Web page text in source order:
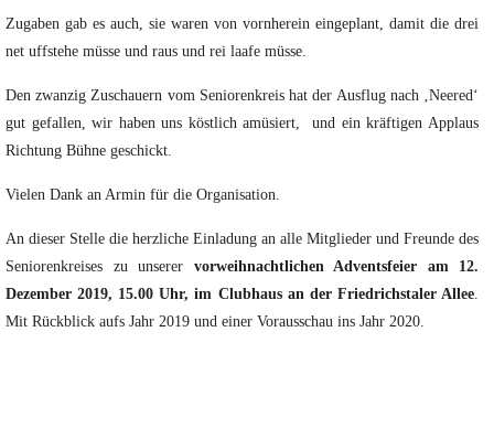
Zugaben gab es auch, sie waren von vornherein eingeplant, damit die drei
net uffstehe müsse und raus und rei laafe müsse.
Den zwanzig Zuschauern vom Seniorenkreis hat der Ausflug nach ‚Neered‘
gut gefallen, wir haben uns köstlich amüsiert, und ein kräftigen Applaus
Richtung Bühne geschickt.
Vielen Dank an Armin für die Organisation.
An dieser Stelle die herzliche Einladung an alle Mitglieder und Freunde des
Seniorenkreises zu unserer vorweihnachtlichen Adventsfeier am 12.
Dezember 2019, 15.00 Uhr, im Clubhaus an der Friedrichstaler Allee.
Mit Rückblick aufs Jahr 2019 und einer Vorausschau ins Jahr 2020.